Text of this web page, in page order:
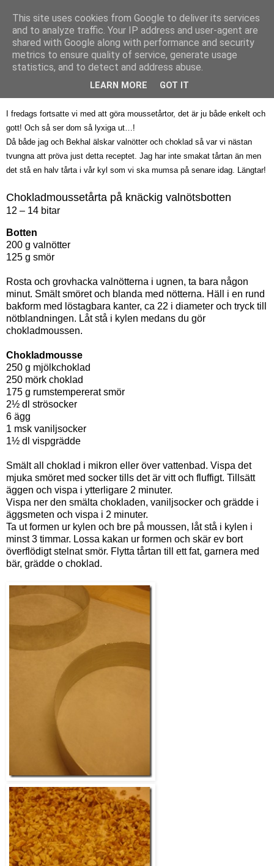
Bagerskan
lördag 5 mars 2011
For all chocolate you lovers!
I fredags fortsatte vi med att göra moussetårtor, det är ju både enkelt och
gott! Och så ser dom så lyxiga ut…!
Då både jag och Bekhal älskar valnötter och choklad så var vi nästan
tvungna att pröva just detta receptet. Jag har inte smakat tårtan än men
det stå en halv tårta i vår kyl som vi ska mumsa på senare idag. Längtar!
Chokladmoussetårta på knäckig valnötsbotten
12 – 14 bitar
Botten
200 g valnötter
125 g smör
Rosta och grovhacka valnötterna i ugnen, ta bara någon
minut. Smält smöret och blanda med nötterna. Häll i en rund
bakform med löstagbara kanter, ca 22 i diameter och tryck till
nötblandningen. Låt stå i kylen medans du gör
chokladmoussen.
Chokladmousse
250 g mjölkchoklad
250 mörk choklad
175 g rumstempererat smör
2½ dl strösocker
6 ägg
1 msk vaniljsocker
1½ dl vispgrädde
Smält all choklad i mikron eller över vattenbad. Vispa det
mjuka smöret med socker tills det är vitt och fluffigt. Tillsätt
äggen och vispa i ytterligare 2 minuter.
Vispa ner den smälta chokladen, vaniljsocker och grädde i
äggsmeten och vispa i 2 minuter.
Ta ut formen ur kylen och bre på moussen, låt stå i kylen i
minst 3 timmar. Lossa kakan ur formen och skär ev bort
överflödigt stelnat smör. Flytta tårtan till ett fat, garnera med
bär, grädde o choklad.
This site uses cookies from Google to deliver its services
and to analyze traffic. Your IP address and user-agent are
shared with Google along with performance and security
metrics to ensure quality of service, generate usage
statistics, and to detect and address abuse.
LEARN MORE GOT IT